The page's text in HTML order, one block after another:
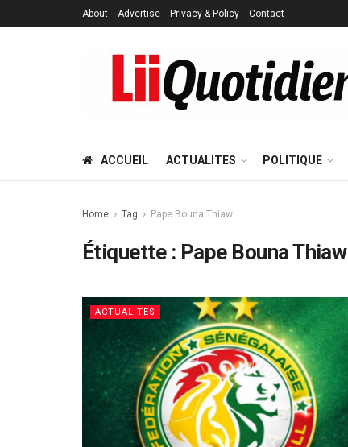
About Advertise Privacy & Policy Contact
ACCUEIL ACTUALITES POLITIQUE
Home Tag Pape Bouna Thiaw
Étiquette : Pape Bouna Thiaw
ACTUALITES